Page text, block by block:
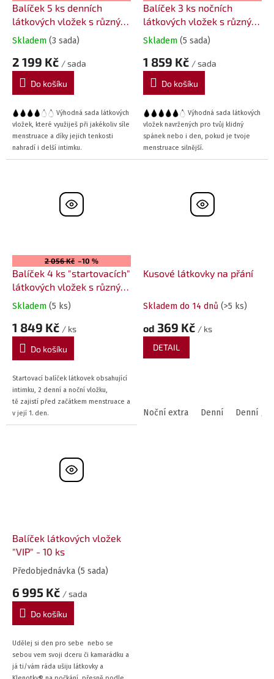
Balíček 5 ks denních
látkových vložek s různým
vzorem
Skladem (3 sada)
2 199 Kč / sada
Do košíku
Výhodná sada látkových
vložek, které využiješ při jakékoliv síle
menstruace a díky jejich tenkosti
nahradí i delší intimku.
Balíček 3 ks nočních
látkových vložek s různým
vzorem
Skladem (5 sada)
1 859 Kč / sada
Do košíku
Výhodná sada látkových
vložek navržených pro tvůj klidný
spánek nebo i den, pokud je tvoje
menstruace silnější.
2 056 Kč –10 %
Balíček 4 ks "startovacích"
látkových vložek s různým
vzorem
Skladem (5 ks)
1 849 Kč / ks
Do košíku
Startovací balíček látkovek obsahující
intimku, 2 denní a noční vložku,
tě zajistí před začátkem menstruace a
v její 1. den.
Kusové látkovky na přání
Skladem do 14 dnů (>5 ks)
od 369 Kč / ks
DETAIL
Noční extra Denní Denní /
Balíček látkových vložek
"VIP" - 10 ks
Předobjednávka (5 sada)
6 995 Kč / sada
Do košíku
Udělej si den pro sebe nebo se
sebou vem svoji dceru či kamarádku a
já ti/vám ráda ušiju látkovky a